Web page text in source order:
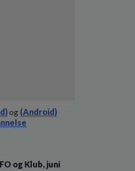
og (Android)
og Klub, juni